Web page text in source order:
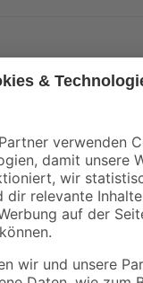
Angebote und Aktionen